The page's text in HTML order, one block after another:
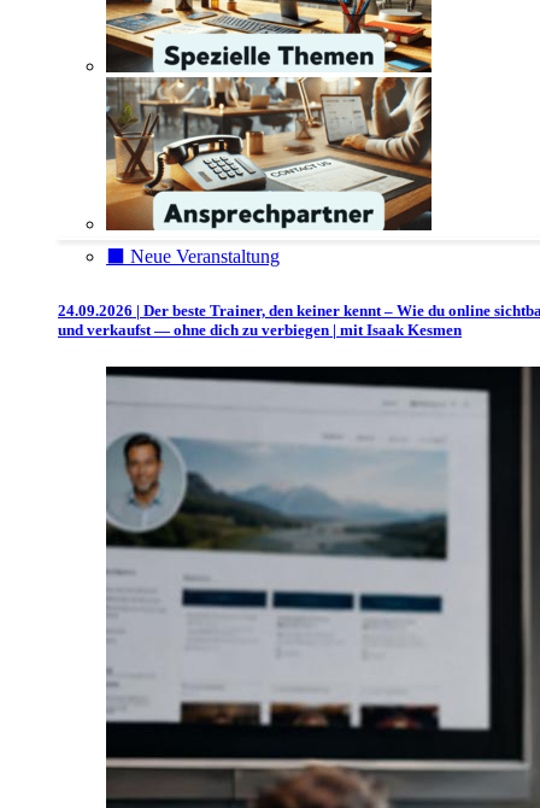
⬛️ Neue Veranstaltung
24.09.2026 | Der beste Trainer, den keiner kennt – Wie du online
und verkaufst — ohne dich zu verbiegen | mit Isaak Kesmen